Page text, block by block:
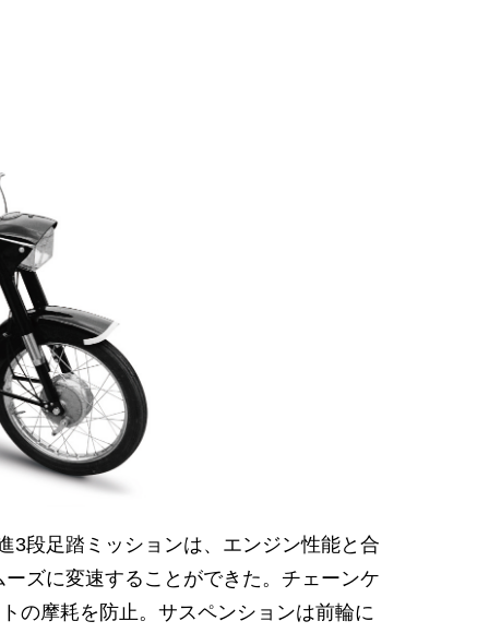
3段足踏ミッションは、エンジン性能と合
ズに変速することができた。チェーンケ
の摩耗を防止。サスペンションは前輪に